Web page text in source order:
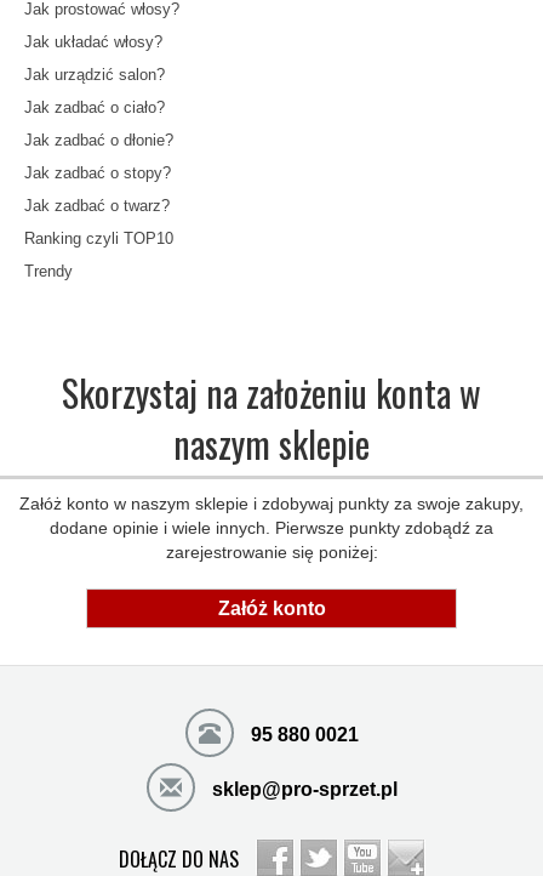
Jak prostować włosy?
Jak układać włosy?
Jak urządzić salon?
Jak zadbać o ciało?
Jak zadbać o dłonie?
Jak zadbać o stopy?
Jak zadbać o twarz?
Ranking czyli TOP10
Trendy
Skorzystaj na założeniu konta w
naszym sklepie
Załóż konto w naszym sklepie i zdobywaj punkty za swoje zakupy,
dodane opinie i wiele innych. Pierwsze punkty zdobądź za
zarejestrowanie się poniżej:
Załóż konto
95 880 0021
sklep@pro-sprzet.pl
DOŁĄCZ DO NAS